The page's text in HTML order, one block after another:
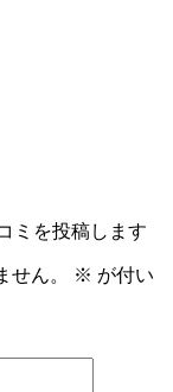
ミを投稿します
ん。 ※ が付い